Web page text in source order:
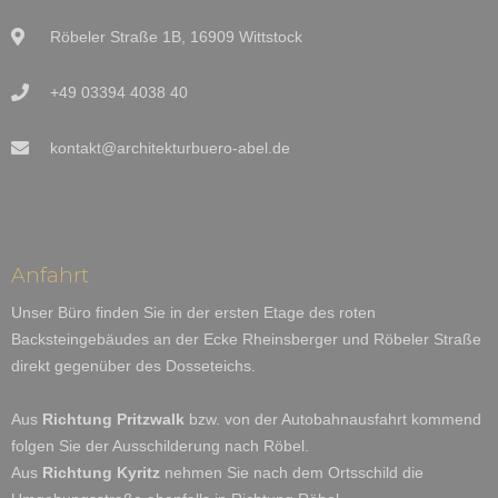
Röbeler Straße 1B, 16909 Wittstock
+49 03394 4038 40
kontakt@architekturbuero-abel.de
Anfahrt
Unser Büro finden Sie in der ersten Etage des roten
Backsteingebäudes an der Ecke Rheinsberger und Röbeler Straße
direkt gegenüber des Dosseteichs.
Aus Richtung Pritzwalk bzw. von der Autobahnausfahrt kommend
folgen Sie der Ausschilderung nach Röbel.
Aus Richtung Kyritz nehmen Sie nach dem Ortsschild die